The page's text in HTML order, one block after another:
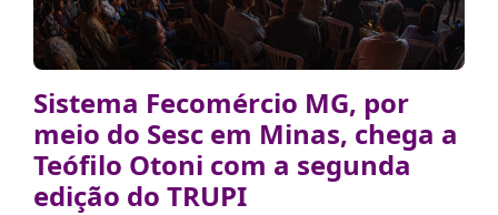
Sistema Fecomércio MG, por
meio do Sesc em Minas, chega a
Teófilo Otoni com a segunda
edição do TRUPI